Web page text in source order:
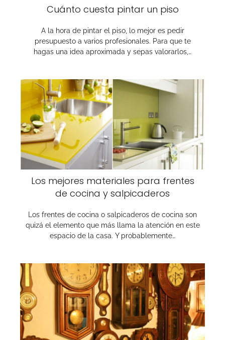
Cuánto cuesta pintar un piso
A la hora de pintar el piso, lo mejor es pedir
presupuesto a varios profesionales. Para que te
hagas una idea aproximada y sepas valorarlos,…
Los mejores materiales para frentes
de cocina y salpicaderos
Los frentes de cocina o salpicaderos de cocina son
quizá el elemento que más llama la atención en este
espacio de la casa. Y probablemente…